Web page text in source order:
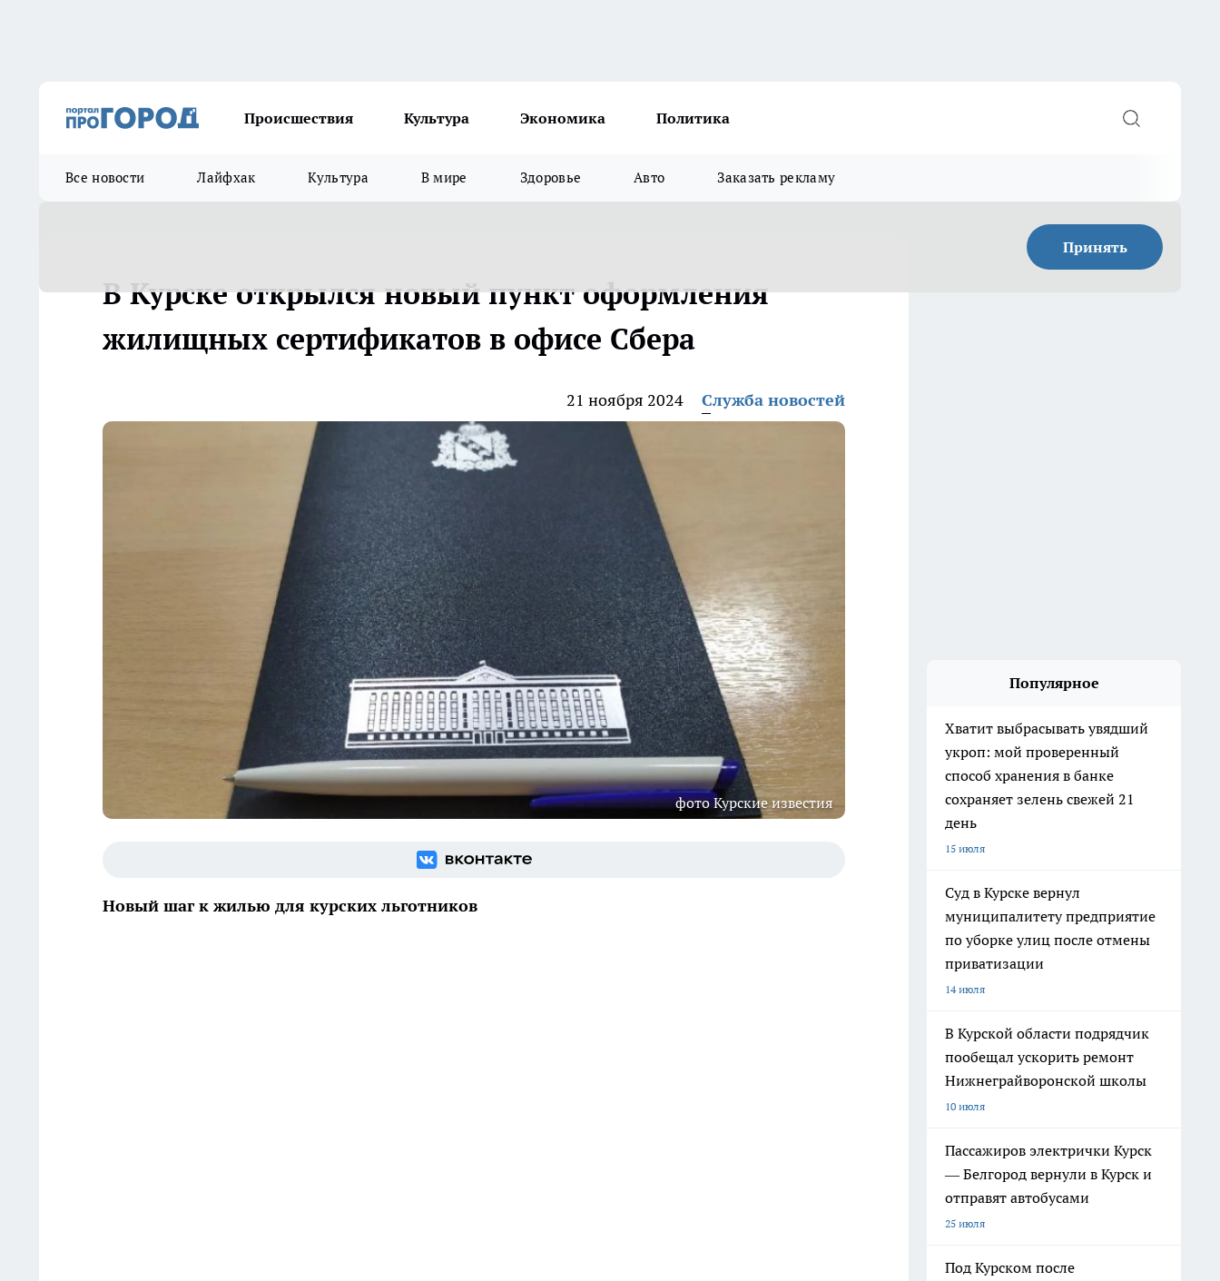
Происшествия Культура Экономика Политика
Все новости Лайфхак Культура В мире Здоровье Авто Заказать рекламу
Принять
В Курске открылся новый пункт оформления
жилищных сертификатов в офисе Сбера
21 ноября 2024 Служба новостей
фото Курские известия
Новый шаг к жилью для курских льготников
Популярное
Хватит выбрасывать увядший
укроп: мой проверенный
способ хранения в банке
сохраняет зелень свежей 21
день
15 июля
Суд в Курске вернул
муниципалитету предприятие
по уборке улиц после отмены
приватизации
14 июля
В Курской области подрядчик
пообещал ускорить ремонт
Нижнеграйворонской школы
10 июля
Пассажиров электрички Курск
— Белгород вернули в Курск и
отправят автобусами
25 июля
Под Курском после